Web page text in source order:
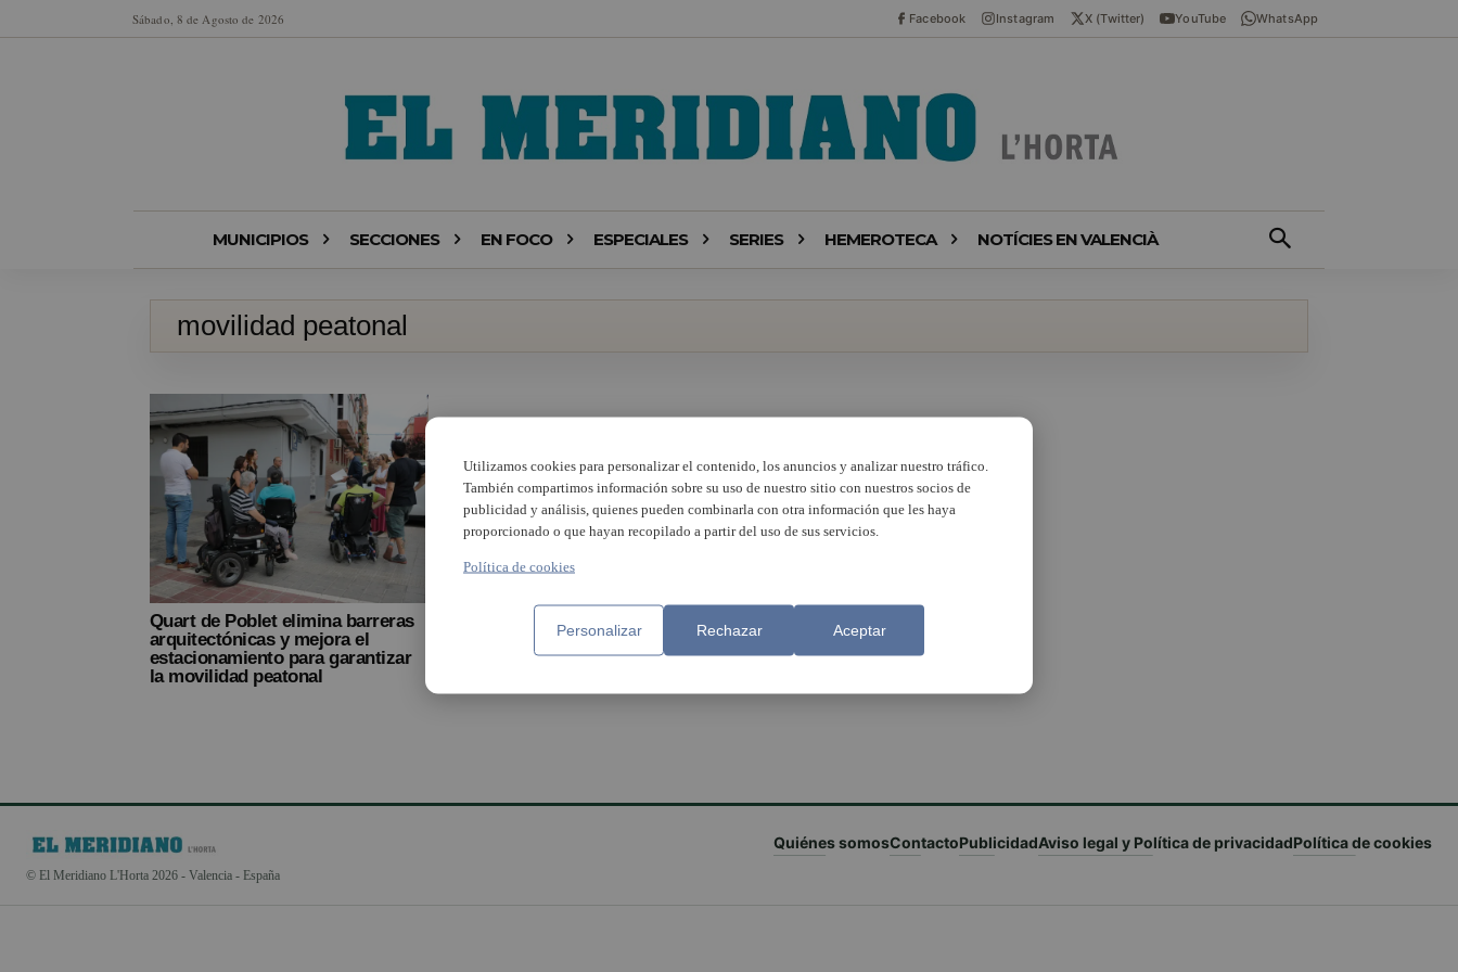
Sábado, 8 de Agosto de 2026 Facebook Instagram X (Twitter) YouTube WhatsApp
MUNICIPIOS SECCIONES EN FOCO ESPECIALES SERIES HEMEROTECA NOTÍCIES EN VALENCIÀ
movilidad peatonal
Quart de Poblet elimina barreras
arquitectónicas y mejora el
estacionamiento para garantizar
la movilidad peatonal
© El Meridiano L'Horta 2026 - Valencia - España
Quiénes somosContactoPublicidadAviso legal y Política de privacidadPolítica de cookies
Utilizamos cookies para personalizar el contenido, los anuncios y analizar nuestro tráfico.
También compartimos información sobre su uso de nuestro sitio con nuestros socios de
publicidad y análisis, quienes pueden combinarla con otra información que les haya
proporcionado o que hayan recopilado a partir del uso de sus servicios.
Política de cookies
Personalizar Rechazar Aceptar